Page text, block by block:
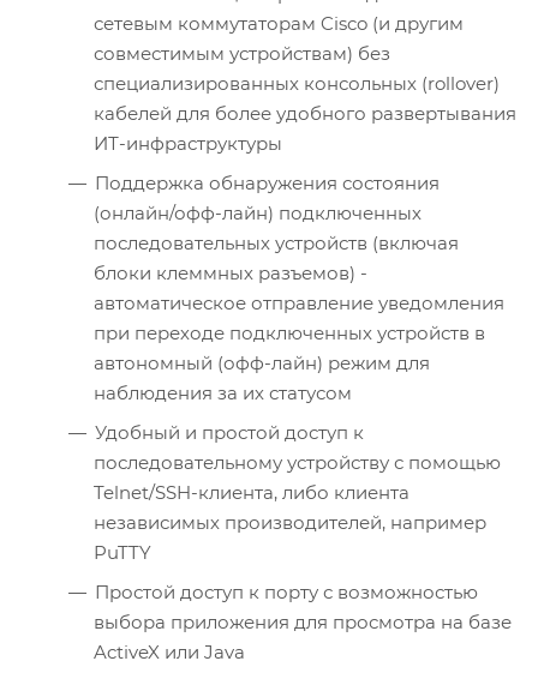
сетевым коммутаторам Cisco (и другим
совместимым устройствам) без
специализированных консольных (rollover)
кабелей для более удобного развертывания
ИТ-инфраструктуры
Поддержка обнаружения состояния
(онлайн/офф-лайн) подключенных
последовательных устройств (включая
блоки клеммных разъемов) -
автоматическое отправление уведомления
при переходе подключенных устройств в
автономный (офф-лайн) режим для
наблюдения за их статусом
Удобный и простой доступ к
последовательному устройству с помощью
Telnet/SSH-клиента, либо клиента
независимых производителей, например
PuTTY
Простой доступ к порту с возможностью
выбора приложения для просмотра на базе
ActiveX или Java